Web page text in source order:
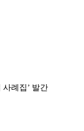
사례집’ 발간